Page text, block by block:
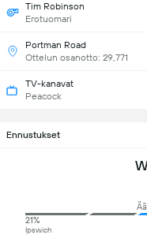
Tim Robinson
Erotuomari
Portman Road
Ottelun osanotto: 29,771
TV-kanavat
Peacock
Ennustukset
21%
Ipswich